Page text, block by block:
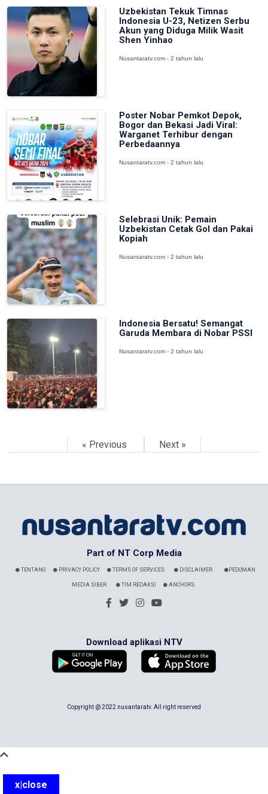
Uzbekistan Tekuk Timnas
Indonesia U-23, Netizen Serbu
Akun yang Diduga Milik Wasit
Shen Yinhao
Nusantaratv.com - 2 tahun lalu
Poster Nobar Pemkot Depok,
Bogor dan Bekasi Jadi Viral:
Warganet Terhibur dengan
Perbedaannya
Nusantaratv.com - 2 tahun lalu
Selebrasi Unik: Pemain
Uzbekistan Cetak Gol dan Pakai
Kopiah
Nusantaratv.com - 2 tahun lalu
Indonesia Bersatu! Semangat
Garuda Membara di Nobar PSSI
Nusantaratv.com - 2 tahun lalu
« Previous Next »
Part of NT Corp Media
TENTANG PRIVACY POLICY TERMS OF SERVICES DISCLAIMER PEDOMAN
MEDIA SIBER TIM REDAKSI ANCHORS
Download aplikasi NTV
Copyright @ 2022 nusantaratv. All right reserved
x|close